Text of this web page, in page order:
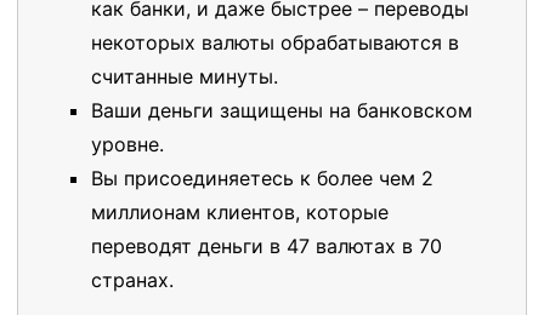
как банки, и даже быстрее – переводы
некоторых валюты обрабатываются в
считанные минуты.
Ваши деньги защищены на банковском
уровне.
Вы присоединяетесь к более чем 2
миллионам клиентов, которые
переводят деньги в 47 валютах в 70
странах.